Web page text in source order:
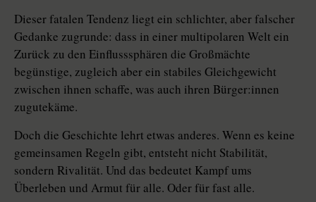
Dieser fatalen Tendenz liegt ein schlichter, aber falscher
Gedanke zugrunde: dass in einer multipolaren Welt ein
Zurück zu den Einflusssphären die Großmächte
begünstige, zugleich aber ein stabiles Gleichgewicht
zwischen ihnen schaffe, was auch ihren Bür­ge­r:in­nen
zugute­käme.
Doch die Geschichte lehrt etwas anderes. Wenn es keine
gemeinsamen Regeln gibt, entsteht nicht Stabilität,
sondern Rivalität. Und das bedeutet Kampf ums
Überleben und Armut für alle. Oder für fast alle.